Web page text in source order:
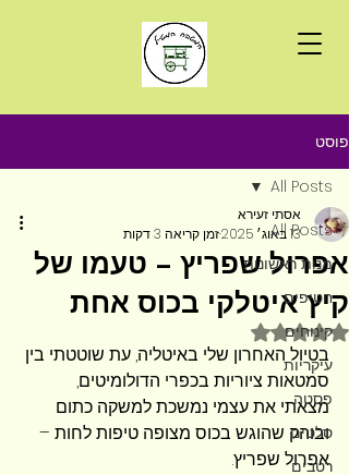
פוסט
All Posts
מנות ראשונות
חטיפים
קינוחים
עיקריות
פסטה
סלטים
רטבים
All Posts
אפרול שפריץ – טעמו של
קיץ איטלקי בכוס אחת
אסתי זעירא
13 באוג׳ 2025
זמן קריאה 3 דקות
דירוג של NaN מתוך 5 כוכבים
בטיול האחרון שלי באיטליה, עת שוטטתי בין
סמטאות ציוריות בכפרי הדולומיטים,
מצאתי את עצמי נמשכת למשקה כתום
ובוהק שהוגש בכוס מצופה טיפות לחות –
אפרול שפריץ.